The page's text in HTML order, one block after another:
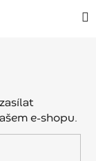
e-shopu.